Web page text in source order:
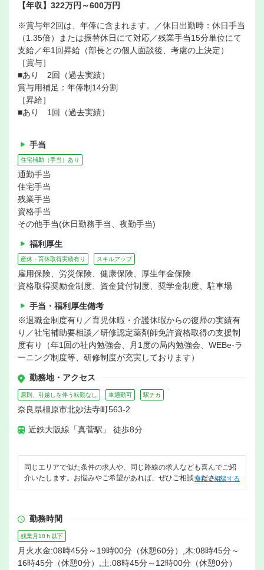
【年収】322万円～600万円
※賞与年2回は、年俸に含まれます。／休日出勤時：休日手当
（1.35倍）または振替休日にて対応／残業手当15分単位にて
支給／年1回昇給（部長との個人面談後、考慮の上決定）
［賞与］
■あり 2回（過去実績）
賞与用補足：年俸制14分割
［昇給］
■あり 1回（過去実績）
手当
住宅補助（手当）あり
通勤手当
住宅手当
残業手当
資格手当
その他手当(休日勤務手当、夜勤手当)
福利厚生
産休・育休取得実績有り スキルアップ
雇用保険、労災保険、健康保険、厚生年金保険
資格取得奨励金制度、資金貸付制度、奨学金制度、駐車場
手当・福利厚生備考
※退職金制度有り／育児休暇・介護休暇からの復帰の実績有
り／社宅補助要相談／研修認定薬剤師免許資格取得の支援制
度有り（年1回の社内勉強会、月1度の局内勉強会、WEBe-ラ
ーニング制度等、研修制度が充実しております）
勤務地・アクセス
原則、引越しを伴う転勤なし 車通勤可 駅チカ
奈良県橿原市北妙法寺町563-2
近鉄大阪線「真菅駅」 徒歩8分
同じエリアで似た条件の求人や、同じ路線の求人なども喜んでご紹
介いたします。お悩みやご希望があれば、ぜひご相談ください。
無料で相談する
勤務時間
残業月10ｈ以下
月火水金:08時45分～19時00分（休憩60分）,木:08時45分～
16時45分（休憩0分）,土:08時45分～12時00分（休憩0分）